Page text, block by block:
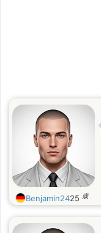
Benjamin2425 歳